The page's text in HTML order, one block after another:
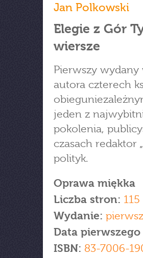
Jan Polkowski
Elegie z Gór
wiersze
Pierwszy
autora czterech
jeden z
pokolenia,
czasach redaktor
polityk.
Oprawa miękka
Liczba stron: 115
Wydanie:
Data
ISBN: 83-7006-